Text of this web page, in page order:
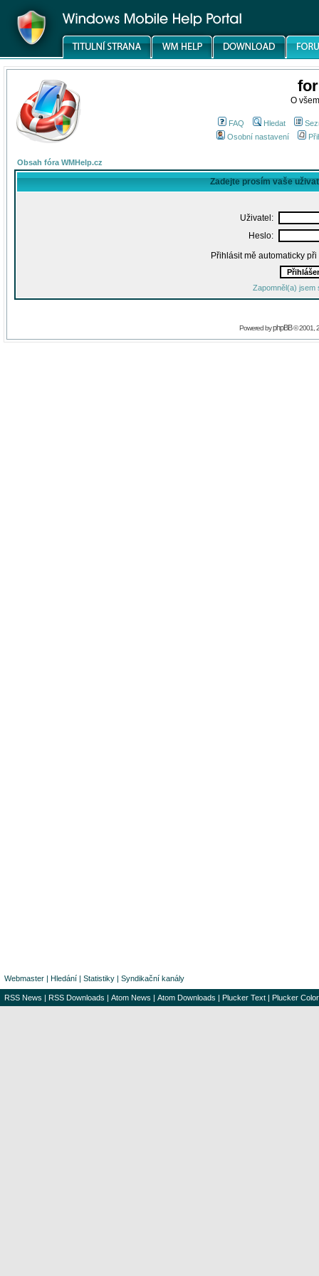
O
FAQ Hledat
Osobní nastavení
Obsah fóra WMHelp.cz
Zadejte prosím vaše
Uživatel:
Heslo:
Přihlásit mě automaticky
Zapomněl(a) jsem
Powered byphpBB© 2001,
Webmaster | Hledání | Statistiky | Syndikační kanály
RSS News | RSS Downloads | Atom News | Atom Downloads | Plucker Text | Plucker Color